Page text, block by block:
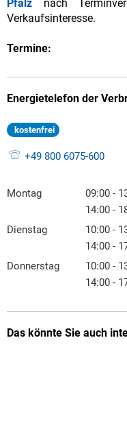
Pfalz nach
Verkaufsinteresse.
Termine:
Energietelefon der
kostenfrei
+49 800 6075-600
Montag 09:00 -
Von
14:00 -
Von
Dienstag 10:00 -
Von
14:00 -
Von
Donnerstag 10:00 -
Von
14:00 -
Das könnte Sie auch